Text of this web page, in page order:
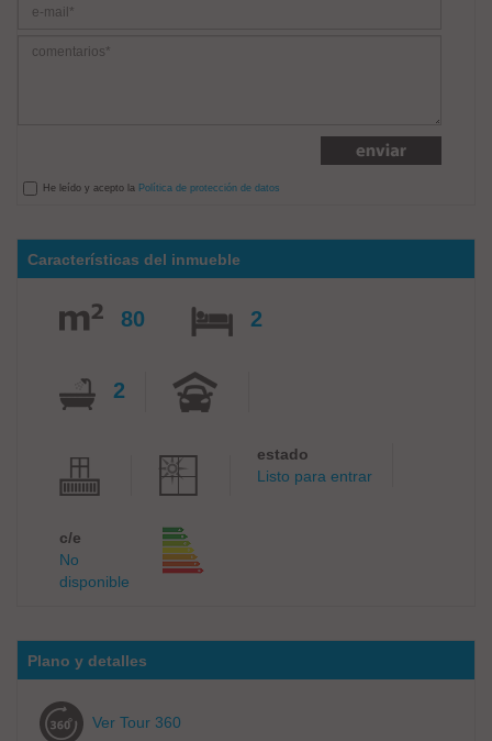
He leído y acepto la Política de protección de datos
Características del inmueble
80 2
2
estado
Listo para entrar
c/e
No
disponible
Plano y detalles
Ver Tour 360